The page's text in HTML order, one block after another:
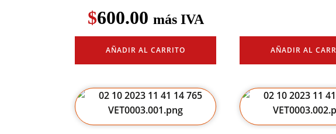
$600.00 más IVA
AÑADIR AL CARRITO AÑADIR AL